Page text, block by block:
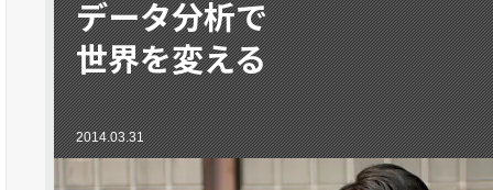
データ分析で
世界を変える
2014.03.31